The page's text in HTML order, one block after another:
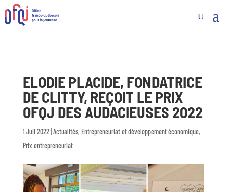
ELODIE PLACIDE, FONDATRICE
DE CLITTY, REÇOIT LE PRIX
OFQJ DES AUDACIEUSES 2022
1 Juil 2022| Actualités, Entrepreneuriat et développement économique,
Prix entrepreneuriat